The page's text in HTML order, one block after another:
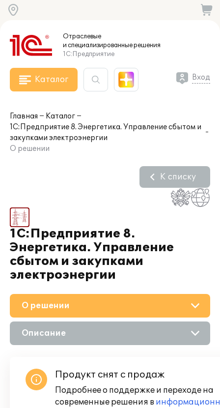
Отраслевые
и специализированныерешения
1С:Предприятие
Каталог Вход
Главная
Каталог
1С:Предприятие 8. Энергетика. Управление сбытом и
закупками электроэнергии
О решении
1С:Предприятие 8.
Энергетика. Управление
сбытом и закупками
электроэнергии
К списку
О решении
Описание
Продукт снят с продаж
Подробнее о поддержке и переходе на
современные решения в